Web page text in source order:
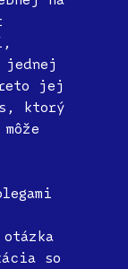
jednej
jej
ktorý
so